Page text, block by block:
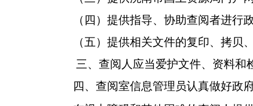
（四）提供指导、协助查阅者进行
（五）提供相关文件的复印、拷贝
三、查阅人应当爱护文件、资料和
四、查阅室信息管理员认真做好政